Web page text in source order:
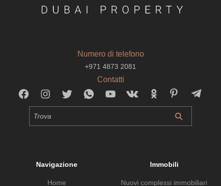
Numero di telefono
+971 4873 2081
Contatti
Navigazione
Home
Immobili
Nuovi complessi immobiliari